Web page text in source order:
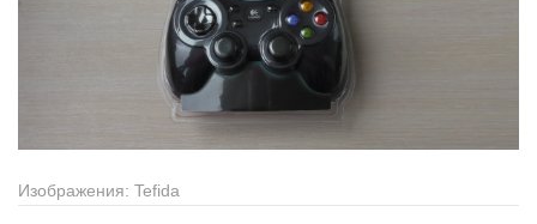
Изображения: Tefida